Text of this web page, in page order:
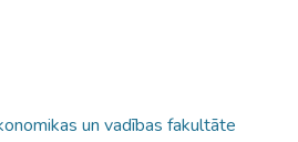
un vadības fakultāte